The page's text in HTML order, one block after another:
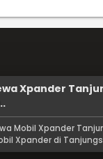
Xpander
Mobil Xpander
Xpander di Tanjungs